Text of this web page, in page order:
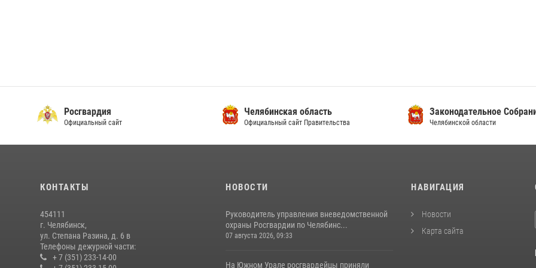
Росгвардия
Официальный сайт
Челябинская область
Официальный сайт Правительства
Законодательное
Челябинской области
КОНТАКТЫ
454111
г. Челябинск,
ул. Степана Разина, д. 6 в
Телефоны дежурной части:
+ 7 (351) 233-14-00
НОВОСТИ
Руководитель управления вневедомственной
охраны Росгвардии по Челябинс...
07 августа 2026, 09:33
На Южном Урале росгвардейцы приняли
НАВИГАЦИЯ
Новости
Карта сайта